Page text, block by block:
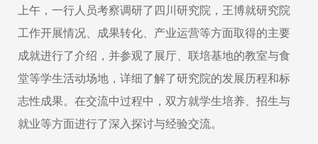
上午，一行人员考察调研了四川研究院，王博就研究院
工作开展情况、成果转化、产业运营等方面取得的主要
成就进行了介绍，并参观了展厅、联培基地的教室与食
堂等学生活动场地，详细了解了研究院的发展历程和标
志性成果。在交流中过程中，双方就学生培养、招生与
就业等方面进行了深入探讨与经验交流。